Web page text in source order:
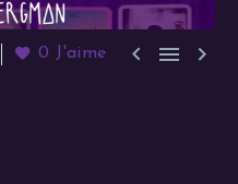
0 J'aime   